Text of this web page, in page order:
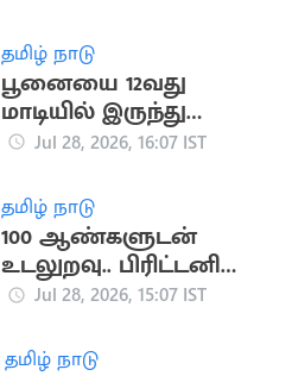
தமிழ் நாடு
பூனையை 12வது
மாடியில் இருந்து
தள்ளி கொன்ற
Jul 28, 2026, 16:07 IST
தமிழ் நாடு
100 ஆண்களுடன்
உடலுறவு.. பிரிட்டனில்
நிகழும் கொடூரம்
Jul 28, 2026, 15:07 IST
தமிழ் நாடு